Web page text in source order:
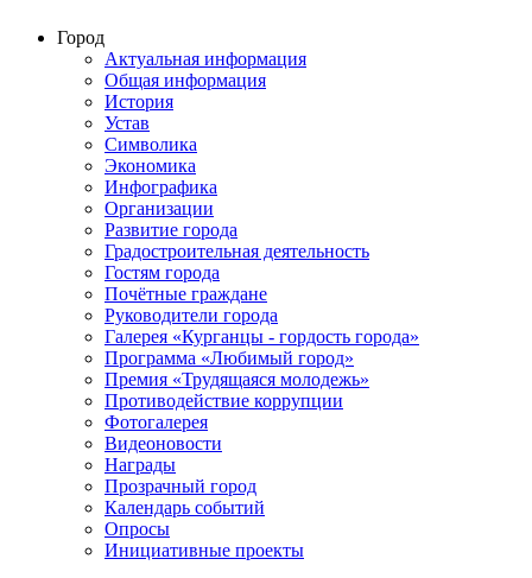
Город
Актуальная информация
Общая информация
История
Устав
Символика
Экономика
Инфографика
Организации
Развитие города
Градостроительная деятельность
Гостям города
Почётные граждане
Руководители города
Галерея «Курганцы - гордость города»
Программа «Любимый город»
Премия «Трудящаяся молодежь»
Противодействие коррупции
Фотогалерея
Видеоновости
Награды
Прозрачный город
Календарь событий
Опросы
Инициативные проекты